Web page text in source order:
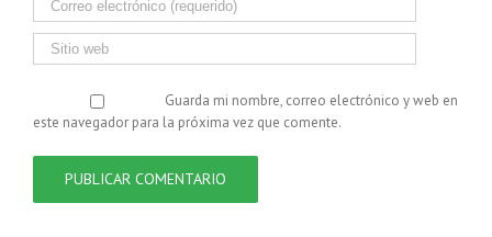
Guarda mi nombre, correo electrónico y web en
este navegador para la próxima vez que comente.